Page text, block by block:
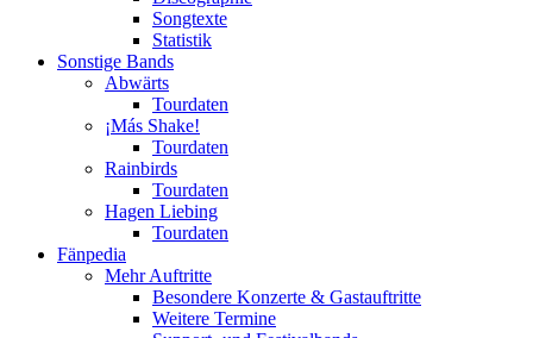
Songtexte
Statistik
Sonstige Bands
Abwärts
Tourdaten
¡Más Shake!
Tourdaten
Rainbirds
Tourdaten
Hagen Liebing
Tourdaten
Fänpedia
Mehr Auftritte
Besondere Konzerte & Gastauftritte
Weitere Termine